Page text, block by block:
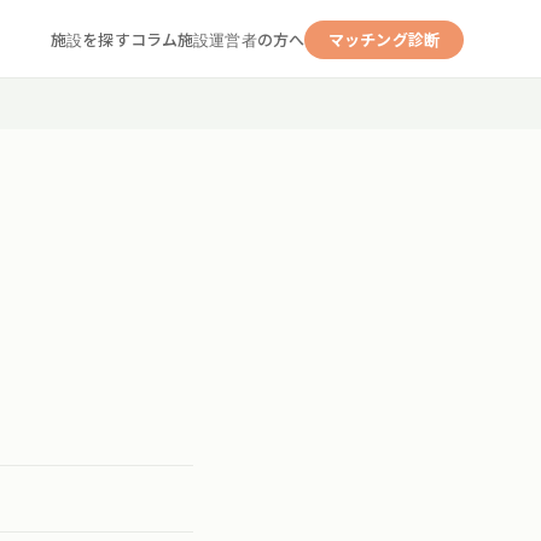
施設を探すコラム施設運営者の方へ マッチング診断